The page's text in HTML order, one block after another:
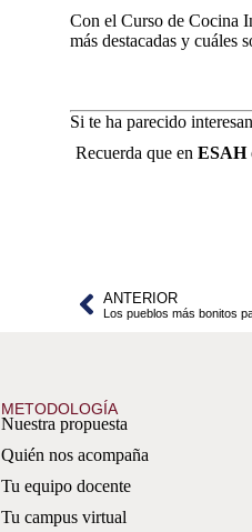
Con el Curso de Cocina
más destacadas y cuáles
Si te ha parecido
Recuerda que en ESAH
ANTERIOR
Los pueblos más bonitos
METODOLOGÍA
Nuestra propuesta
Quién nos acompaña
Tu equipo docente
Tu campus virtual